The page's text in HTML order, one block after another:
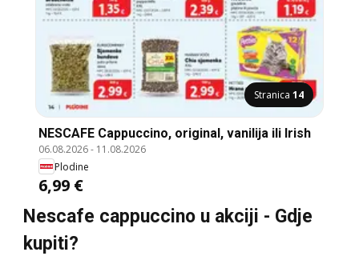
Stranica 14
NESCAFE Cappuccino, original, vanilija ili Irish
06.08.2026- 11.08.2026
Plodine
6,99 €
Nescafe cappuccino u akciji - Gdje
kupiti?